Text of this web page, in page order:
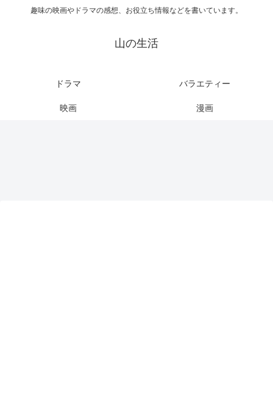
趣味の映画やドラマの感想、お役立ち情報などを書いています。
山の生活
ドラマ バラエティー
映画 漫画